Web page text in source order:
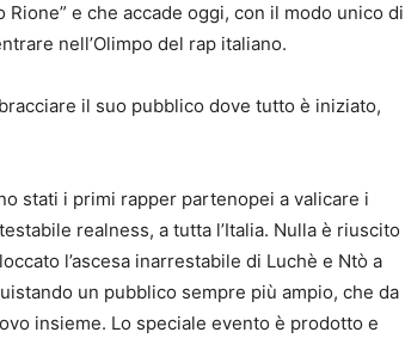
e che accade oggi, con il modo unico di
nell’Olimpo del rap italiano.
il suo pubblico dove tutto è iniziato,
stati i primi rapper partenopei a valicare i
realness, a tutta l’Italia. Nulla è riuscito
l’ascesa inarrestabile di Luchè e Ntò a
un pubblico sempre più ampio, che da
insieme. Lo speciale evento è prodotto e